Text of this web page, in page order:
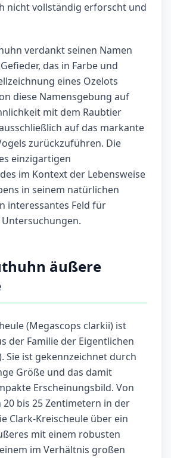
nicht vollständig erforscht und
verdankt seinen Namen
das in Farbe und
eines Ozelots
diese Namensgebung auf
mit dem Raubtier
auf das markante
zurückzuführen. Die
einzigartigen
im Kontext der Lebensweise
in seinem natürlichen
interessantes Feld für
äußere
(Megascops clarkii) ist
der Familie der Eigentlichen
Sie ist gekennzeichnet durch
Größe und das damit
Erscheinungsbild. Von
bis 25 Zentimetern in der
Clark-Kreischeule über ein
mit einem robusten
im Verhältnis großen